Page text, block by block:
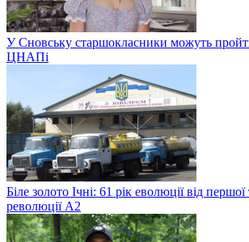
У Сновську старшокласники можуть
ЦНАПі
Біле золото Ічні: 61 рік еволюції від
революції A2